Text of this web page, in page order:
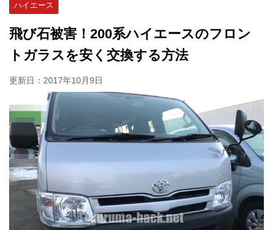
ハイエース
飛び石被害！200系ハイエースのフロン
トガラスを安く交換する方法
更新日： 2017年10月9日